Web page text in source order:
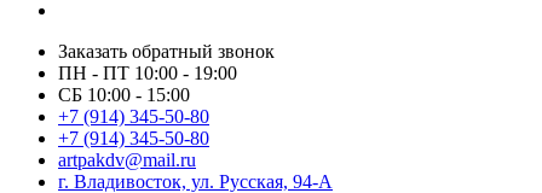
Заказать обратный звонок
ПН - ПТ 10:00 - 19:00
СБ 10:00 - 15:00
+7 (914) 345-50-80
+7 (914) 345-50-80
artpakdv@mail.ru
г. Владивосток, ул. Русская, 94-А